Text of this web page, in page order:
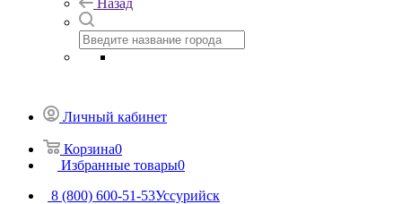
Назад
Личный кабинет
Корзина0
Избранные товары0
8 (800) 600-51-53Уссурийск